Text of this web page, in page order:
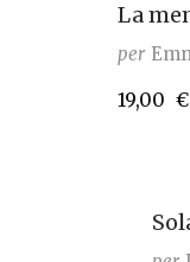
La
per
19,00 €